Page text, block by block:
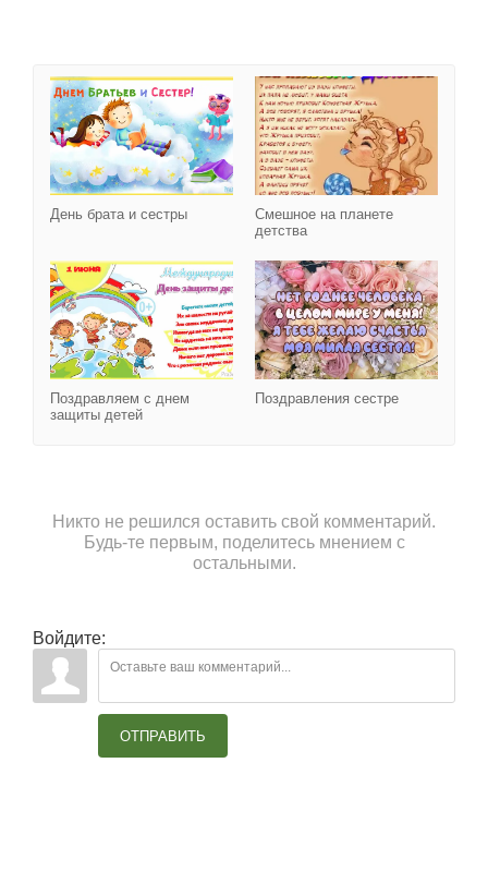
День брата и сестры
День брата и сестры
Смешное на планете
детства
Поздравляем с днем
защиты детей
Поздравляем с днем
Поздравления сестре
Никто не решился оставить свой комментарий.
Будь-те первым, поделитесь мнением с
остальными.
Войдите:
ОТПРАВИТЬ